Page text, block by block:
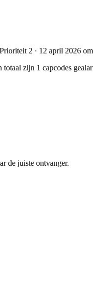
2 · 12 april 2026
zijn 1 capcodes
de juiste ontvanger.